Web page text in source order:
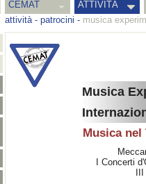
CEMAT ATTIVITÀ
attività- patrocini - musica
Musica
Musica nel
I Concerti